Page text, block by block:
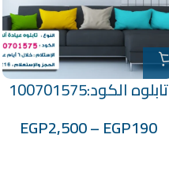
تابلوه الكود:100701575
EGP190
–
EGP2,500